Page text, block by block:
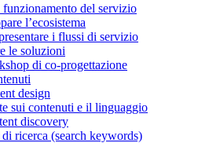
del servizio
l’ecosistema
i flussi di servizio
le soluzioni
di co-progettazione
design
sui contenuti e il linguaggio
discovery
ricerca (search keywords)